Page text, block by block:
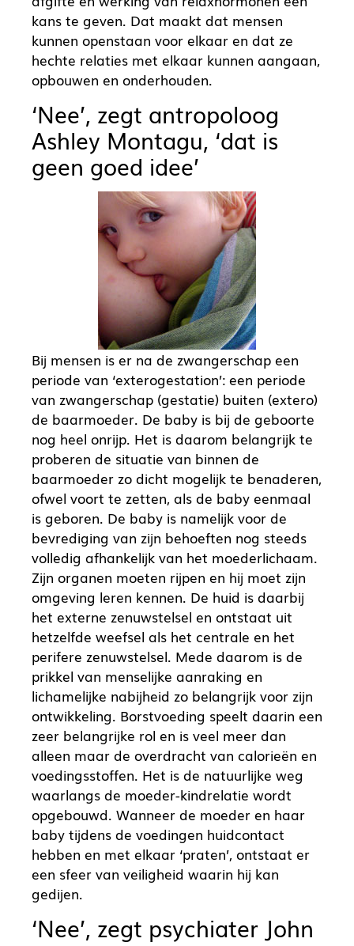
kans te geven. Dat maakt dat mensen
kunnen openstaan voor elkaar en dat ze
hechte relaties met elkaar kunnen aangaan,
opbouwen en onderhouden.
‘Nee’, zegt antropoloog
Ashley Montagu, ‘dat is
geen goed idee’
Bij mensen is er na de zwangerschap een
periode van ‘exterogestation’: een periode
van zwangerschap (gestatie) buiten (extero)
de baarmoeder. De baby is bij de geboorte
nog heel onrijp. Het is daarom belangrijk te
proberen de situatie van binnen de
baarmoeder zo dicht mogelijk te benaderen,
ofwel voort te zetten, als de baby eenmaal
is geboren. De baby is namelijk voor de
bevrediging van zijn behoeften nog steeds
volledig afhankelijk van het moederlichaam.
Zijn organen moeten rijpen en hij moet zijn
omgeving leren kennen. De huid is daarbij
het externe zenuwstelsel en ontstaat uit
hetzelfde weefsel als het centrale en het
perifere zenuwstelsel. Mede daarom is de
prikkel van menselijke aanraking en
lichamelijke nabijheid zo belangrijk voor zijn
ontwikkeling. Borstvoeding speelt daarin een
zeer belangrijke rol en is veel meer dan
alleen maar de overdracht van calorieën en
voedingsstoffen. Het is de natuurlijke weg
waarlangs de moeder-kindrelatie wordt
opgebouwd. Wanneer de moeder en haar
baby tijdens de voedingen huidcontact
hebben en met elkaar ‘praten’, ontstaat er
een sfeer van veiligheid waarin hij kan
gedijen.
‘Nee’, zegt psychiater John